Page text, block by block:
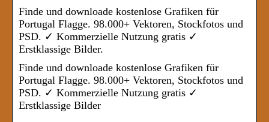
Finde und downloade kostenlose Grafiken für
Portugal Flagge. 98.000+ Vektoren, Stockfotos und
PSD. ✓ Kommerzielle Nutzung gratis ✓
Erstklassige Bilder.
Finde und downloade kostenlose Grafiken für
Portugal Flagge. 98.000+ Vektoren, Stockfotos und
PSD. ✓ Kommerzielle Nutzung gratis ✓
Erstklassige Bilder